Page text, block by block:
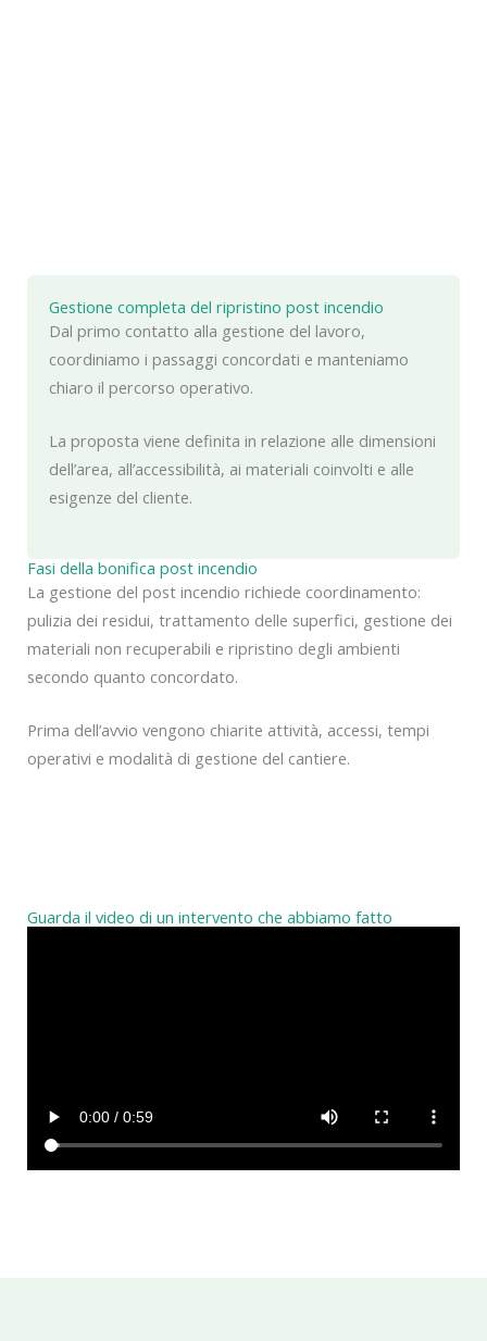
Fasi della bonifica post incendio
La gestione del post incendio richiede coordinamento:
pulizia dei residui, trattamento delle superfici, gestione dei
materiali non recuperabili e ripristino degli ambienti
secondo quanto concordato.
Prima dell’avvio vengono chiarite attività, accessi, tempi
operativi e modalità di gestione del cantiere.
Gestione completa del ripristino post incendio
Dal primo contatto alla gestione del lavoro,
coordiniamo i passaggi concordati e manteniamo
chiaro il percorso operativo.
La proposta viene definita in relazione alle dimensioni
dell’area, all’accessibilità, ai materiali coinvolti e alle
esigenze del cliente.
Guarda il video di un intervento che abbiamo fatto